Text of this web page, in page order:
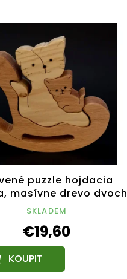
puzzle hojdacia
masívne drevo dvoch
drevín, 14 cm
SKLADEM
€19,60